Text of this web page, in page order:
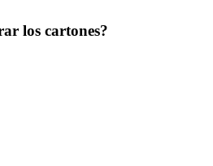
los cartones?